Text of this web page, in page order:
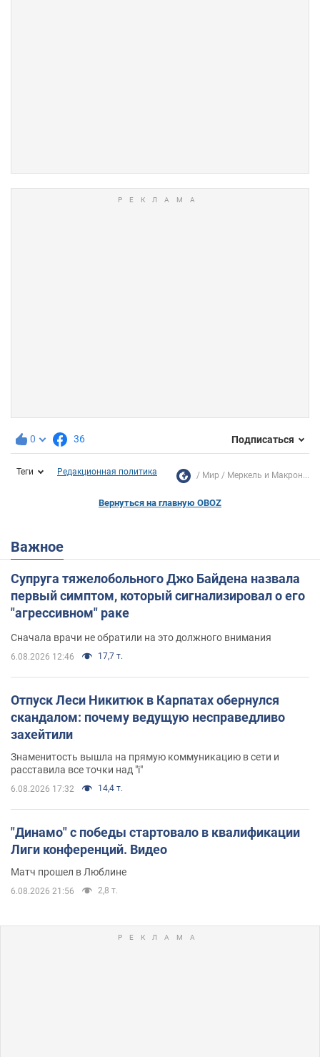
0 36 Подписаться
Теги Редакционная политика Мир Меркель и Макрон...
Вернуться на главную OBOZ
Важное
Супруга тяжелобольного Джо Байдена назвала
первый симптом, который сигнализировал о его
"агрессивном" раке
Сначала врачи не обратили на это должного внимания
6.08.2026 12:46 17,7 т.
Отпуск Леси Никитюк в Карпатах обернулся
скандалом: почему ведущую несправедливо
захейтили
Знаменитость вышла на прямую коммуникацию в сети и
расставила все точки над "i"
6.08.2026 17:32 14,4 т.
"Динамо" с победы стартовало в квалификации
Лиги конференций. Видео
Матч прошел в Люблине
6.08.2026 21:56 2,8 т.